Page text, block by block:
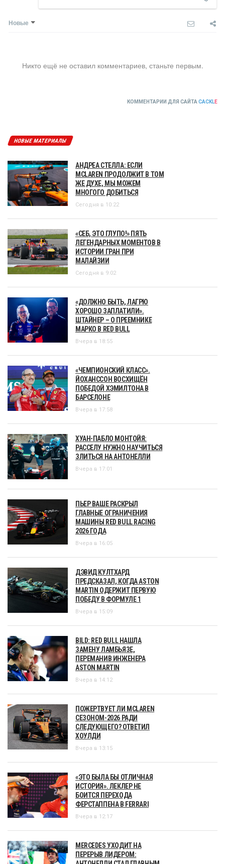
Новые
Никто ещё не оставил комментариев, станьте первым.
КОММЕНТАРИИ ДЛЯ САЙТАCACKLE
НОВЫЕ МАТЕРИАЛЫ
АНДРЕА СТЕЛЛА: ЕСЛИ
MCLAREN ПРОДОЛЖИТ В ТОМ
ЖЕ ДУХЕ, МЫ МОЖЕМ
МНОГОГО ДОБИТЬСЯ
Сегодня в 10:22
«СЕБ, ЭТО ГЛУПО!» ПЯТЬ
ЛЕГЕНДАРНЫХ МОМЕНТОВ В
ИСТОРИИ ГРАН ПРИ
МАЛАЙЗИИ
Сегодня в 9:02
«ДОЛЖНО БЫТЬ, ЛАГРЮ
ХОРОШО ЗАПЛАТИЛИ».
ШТАЙНЕР – О ПРЕЕМНИКЕ
МАРКО В RED BULL
Вчера в 18:55
«ЧЕМПИОНСКИЙ КЛАСС».
ЙОХАНССОН ВОСХИЩЁН
ПОБЕДОЙ ХЭМИЛТОНА В
БАРСЕЛОНЕ
Вчера в 17:58
ХУАН-ПАБЛО МОНТОЙЯ:
РАССЕЛУ НУЖНО НАУЧИТЬСЯ
ЗЛИТЬСЯ НА АНТОНЕЛЛИ
Вчера в 17:01
ПЬЕР ВАШЕ РАСКРЫЛ
ГЛАВНЫЕ ОГРАНИЧЕНИЯ
МАШИНЫ RED BULL RACING
2026 ГОДА
Вчера в 16:05
ДЭВИД КУЛТХАРД
ПРЕДСКАЗАЛ, КОГДА ASTON
MARTIN ОДЕРЖИТ ПЕРВУЮ
ПОБЕДУ В ФОРМУЛЕ 1
Вчера в 15:09
BILD: RED BULL НАШЛА
ЗАМЕНУ ЛАМБЬЯЗЕ,
ПЕРЕМАНИВ ИНЖЕНЕРА
ASTON MARTIN
Вчера в 14:12
ПОЖЕРТВУЕТ ЛИ MCLAREN
СЕЗОНОМ-2026 РАДИ
СЛЕДУЮЩЕГО? ОТВЕТИЛ
ХОУЛДИ
Вчера в 13:15
«ЭТО БЫЛА БЫ ОТЛИЧНАЯ
ИСТОРИЯ». ЛЕКЛЕР НЕ
БОИТСЯ ПЕРЕХОДА
ФЕРСТАППЕНА В FERRARI
Вчера в 12:17
MERCEDES УХОДИТ НА
ПЕРЕРЫВ ЛИДЕРОМ: